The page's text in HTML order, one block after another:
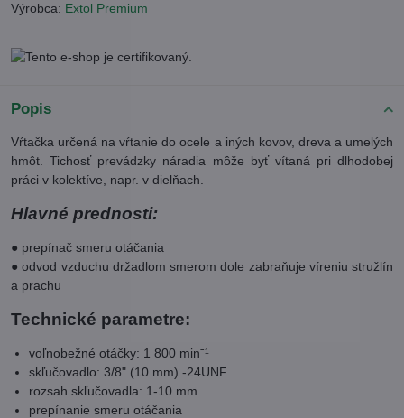
Výrobca: Extol Premium
Popis
Vŕtačka určená na vŕtanie do ocele a iných kovov, dreva a umelých
hmôt. Tichosť prevádzky náradia môže byť vítaná pri dlhodobej
práci v kolektíve, napr. v dielňach.
Hlavné prednosti:
● prepínač smeru otáčania
● odvod vzduchu držadlom smerom dole zabraňuje víreniu stružlín
a prachu
Technické parametre:
voľnobežné otáčky: 1 800 minˉ¹
skľučovadlo: 3/8" (10 mm) -24UNF
rozsah skľučovadla: 1-10 mm
prepínanie smeru otáčania